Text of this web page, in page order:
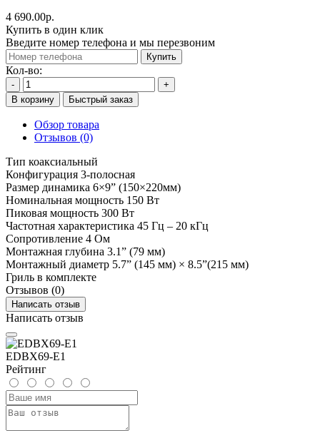
4 690.00р.
Купить в один клик
Введите номер телефона и мы перезвоним
Купить
Кол-во:
-
+
В корзину
Быстрый заказ
Обзор товара
Отзывов (0)
Тип коаксиальный
Конфигурация 3-полосная
Размер динамика 6×9” (150×220мм)
Номинальная мощность 150 Вт
Пиковая мощность 300 Вт
Частотная характеристика 45 Гц – 20 кГц
Сопротивление 4 Ом
Монтажная глубина 3.1” (79 мм)
Монтажный диаметр 5.7” (145 мм) × 8.5”(215 мм)
Гриль в комплекте
Отзывов (0)
Написать отзыв
Написать отзыв
EDBX69-E1
Рейтинг